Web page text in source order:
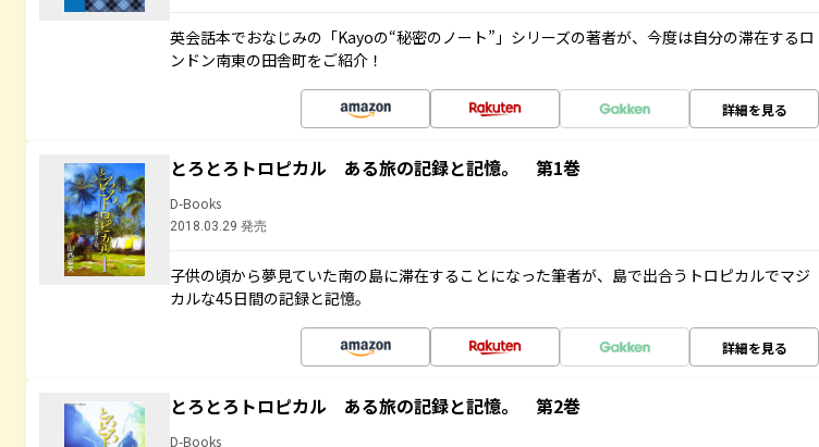
英会話本でおなじみの「Kayoの“秘密のノート”」シリーズの著者が、今度は自分の滞在するロ
ンドン南東の田舎町をご紹介！
詳細を見る
とろとろトロピカル ある旅の記録と記憶。 第1巻
D-Books
2018.03.29 発売
子供の頃から夢見ていた南の島に滞在することになった筆者が、島で出合うトロピカルでマジ
カルな45日間の記録と記憶。
詳細を見る
とろとろトロピカル ある旅の記録と記憶。 第2巻
D-Books